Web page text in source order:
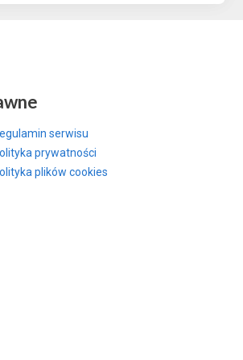
serwisu
prywatności
plików cookies